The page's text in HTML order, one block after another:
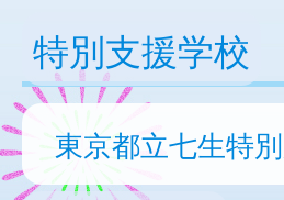
特別支援学校
東京都立七生特